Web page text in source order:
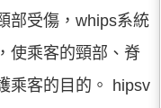
部受傷，whips系統
使乘客的頸部、脊
乘客的目的。 hipsv